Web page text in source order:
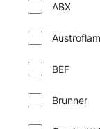
ABX
BEF
Brunner